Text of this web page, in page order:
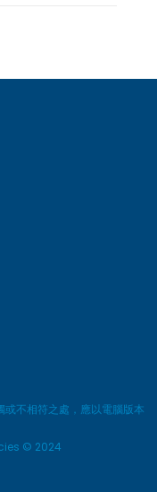
不相符之處，應以電腦版本
© 2024